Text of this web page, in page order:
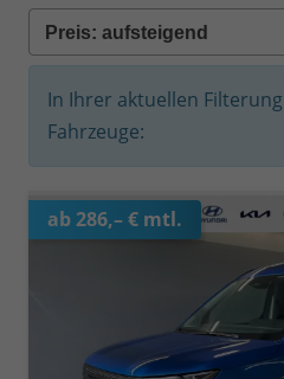
In Ihrer aktuellen
Fahrzeuge:
ab 286,– € mtl.